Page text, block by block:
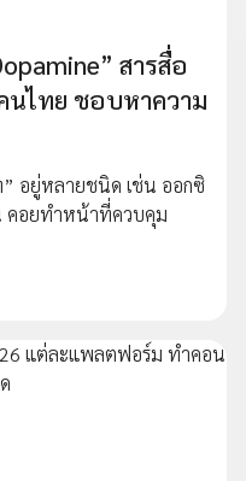
สารสื่อ
นไทย ชอบหาความ
” อยู่หลายชนิด เช่น ออกซิ
คอยทำหน้าที่ควบคุม